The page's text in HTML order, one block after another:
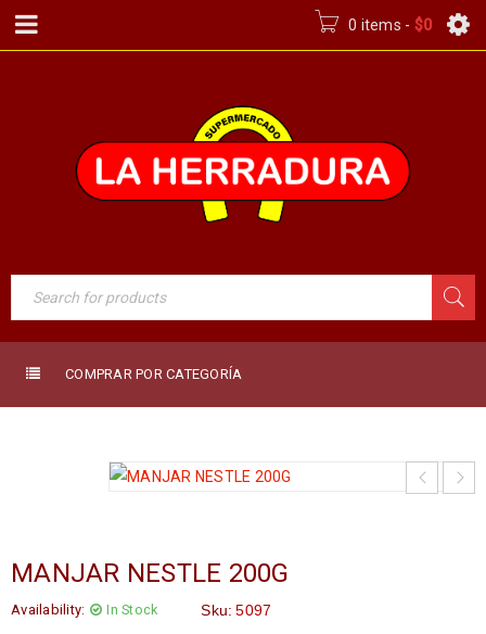
0 items - $0
COMPRAR POR CATEGORÍA
MANJAR NESTLE 200G
Availability: In Stock Sku: 5097